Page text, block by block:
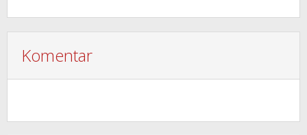
Komentar